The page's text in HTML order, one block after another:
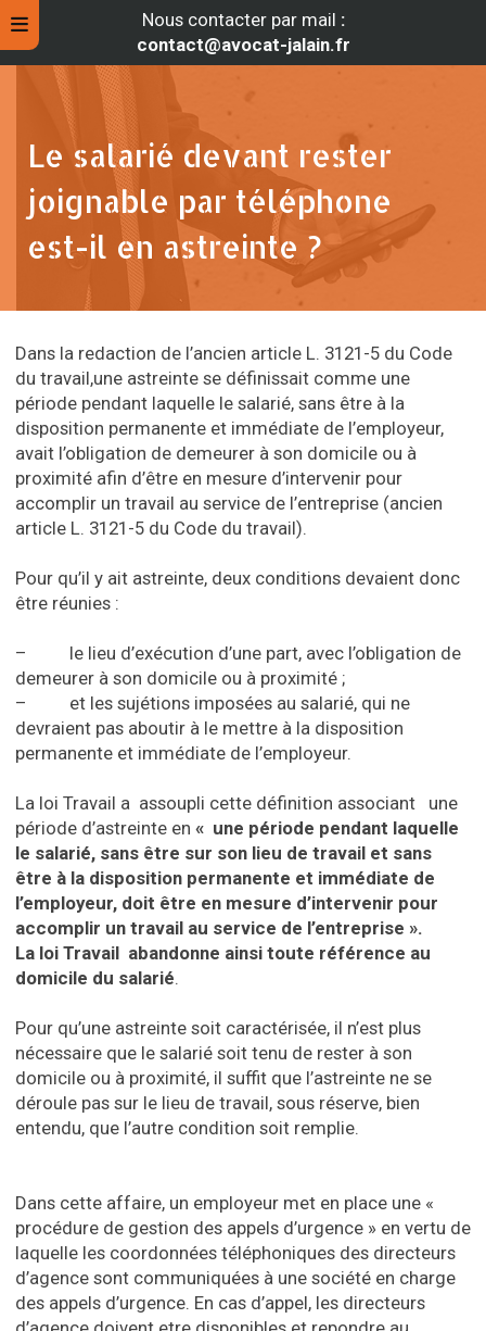
Nous contacter par mail :
contact@avocat-jalain.fr
Le salarié devant rester
joignable par téléphone
est-il en astreinte ?
Dans la redaction de l’ancien article L. 3121-5 du Code
du travail,une astreinte se définissait comme une
période pendant laquelle le salarié, sans être à la
disposition permanente et immédiate de l’employeur,
avait l’obligation de demeurer à son domicile ou à
proximité afin d’être en mesure d’intervenir pour
accomplir un travail au service de l’entreprise (ancien
article L. 3121-5 du Code du travail).
Pour qu’il y ait astreinte, deux conditions devaient donc
être réunies :
– le lieu d’exécution d’une part, avec l’obligation de
demeurer à son domicile ou à proximité ;
– et les sujétions imposées au salarié, qui ne
devraient pas aboutir à le mettre à la disposition
permanente et immédiate de l’employeur.
La loi Travail a assoupli cette définition associant une
période d’astreinte en « une période pendant laquelle
le salarié, sans être sur son lieu de travail et sans
être à la disposition permanente et immédiate de
l’employeur, doit être en mesure d’intervenir pour
accomplir un travail au service de l’entreprise ».
La loi Travail abandonne ainsi toute référence au
domicile du salarié.
Pour qu’une astreinte soit caractérisée, il n’est plus
nécessaire que le salarié soit tenu de rester à son
domicile ou à proximité, il suffit que l’astreinte ne se
déroule pas sur le lieu de travail, sous réserve, bien
entendu, que l’autre condition soit remplie.
Dans cette affaire, un employeur met en place une «
procédure de gestion des appels d’urgence » en vertu de
laquelle les coordonnées téléphoniques des directeurs
d’agence sont communiquées à une société en charge
des appels d’urgence. En cas d’appel, les directeurs